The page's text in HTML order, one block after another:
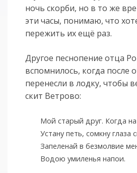
ночь скорби, но в то же
эти часы, понимаю, что
пережить их ещё раз.
Другое песнопение отца
вспомнилось, когда после
перенесли в лодку, чтобы
скит Ветрово:
Мой старый друг. Когда
Устану петь, сомкну глаза
Запеленай в безмолвие
Водою умиленья напои.